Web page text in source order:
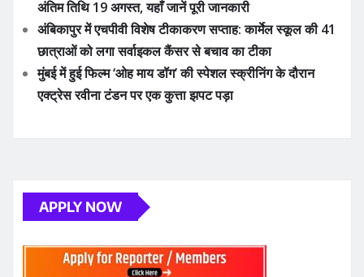
मुंबई में हुई फिल्म ‘ओह माय डॉग’ की स्पेशल स्क्रीनिंग के दौरान
एक्ट्रेस रवीना टंडन पर एक कुत्ता झपट पड़ा